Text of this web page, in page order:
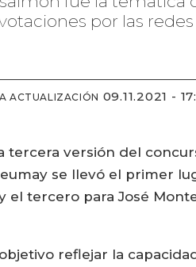
por las
ACTUALIZACIÓN 09.11.2021 -
tercera versión del
se llevó el primer
el tercero para José
reflejar la